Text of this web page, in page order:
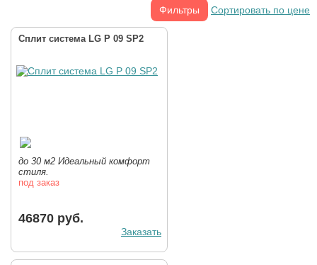
Фильтры Сортировать по цене
Сплит система LG P 09 SP2
до 30 м2 Идеальный комфорт
стиля.
под заказ
46870 руб.
Заказать